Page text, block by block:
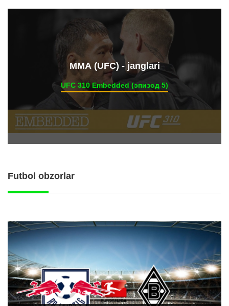
ММА (UFC) - janglari
UFC 310 Embedded (эпизод 5)
Futbol obzorlar